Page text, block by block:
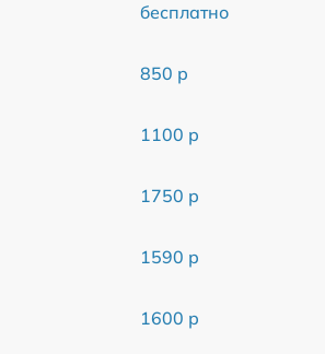
бесплатно
850 р
1100 р
1750 р
1590 р
1600 р